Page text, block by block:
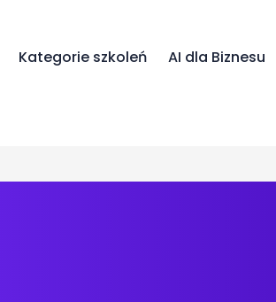
Kategorie szkoleń AI dla Biznesu